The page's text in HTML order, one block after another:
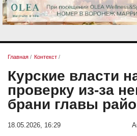
Главная / Контекст /
Курские власти
проверку из-за
брани главы
18.05.2026, 16:29